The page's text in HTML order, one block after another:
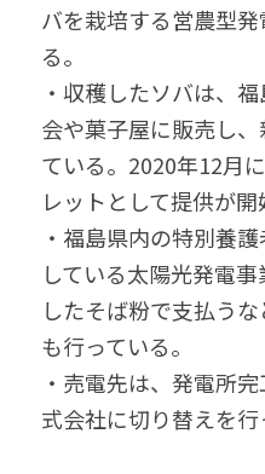
バを栽培する営農型
る。
・収穫したソバは、
会や菓子屋に販売し
ている。2020年12月
レットとして提供が開
・福島県内の特別養
している太陽光発電
したそば粉で支払う
も行っている。
・売電先は、発電所
式会社に切り替えを行